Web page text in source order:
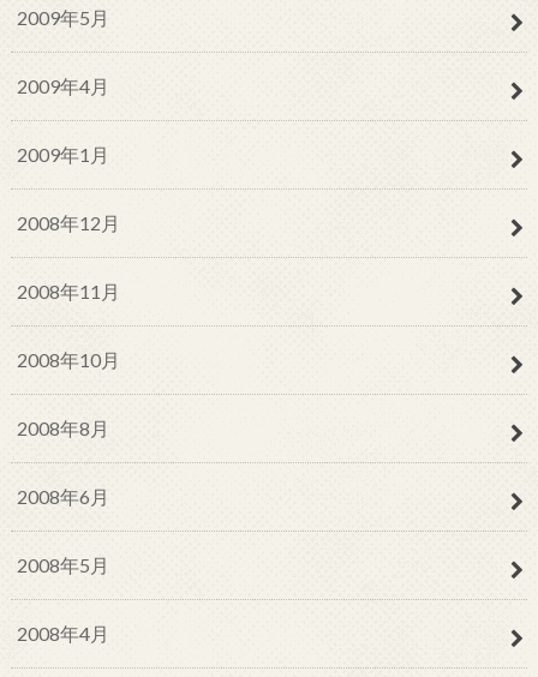
2009年5月
2009年4月
2009年1月
2008年12月
2008年11月
2008年10月
2008年8月
2008年6月
2008年5月
2008年4月